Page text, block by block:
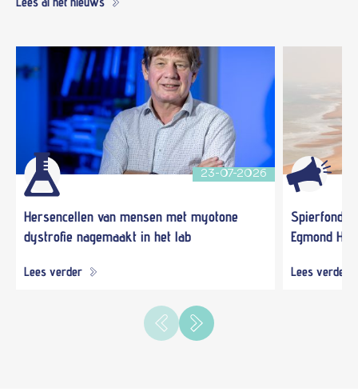
23-07-2026
Hersencellen van mensen met myotone
dystrofie nagemaakt in het lab
Lees verder
Spierfonds
Egmond
Lees verder